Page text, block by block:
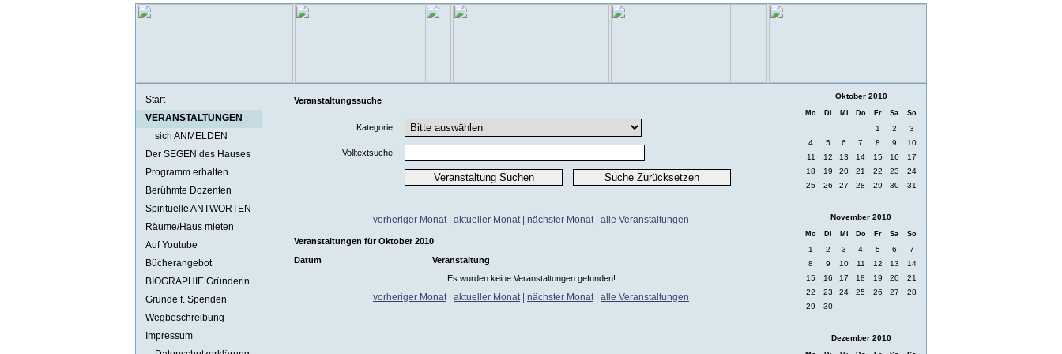
Start
VERANSTALTUNGEN
sich ANMELDEN
Der SEGEN des Hauses
Programm erhalten
Berühmte Dozenten
Spirituelle ANTWORTEN
Räume/Haus mieten
Auf Youtube
Bücherangebot
BIOGRAPHIE Gründerin
Gründe f. Spenden
Wegbeschreibung
Impressum
Oktober 2010
Mo Di Mi Do Fr Sa So
1 2
3
4
5 6 7 8 9
10
11
12 13 14 15 16
17
18
19 20 21 22 23
24
25
26 27 28 29 30 31
November 2010
Mo Di Mi Do Fr Sa So
1 2 3 4 5 6
7
8
9 10 11 12 13
14
15
16 17 18 19 20
21
22
23 24 25 26 27
28
29
30
Dezember 2010
Veranstaltungssuche
Kategorie
Volltextsuche
vorheriger Monat| aktueller Monat| nächster Monat| alle Veranstaltungen
Veranstaltungen für Oktober 2010
Datum
Veranstaltung
Es wurden keine Veranstaltungen gefunden!
vorheriger Monat| aktueller Monat| nächster Monat| alle Veranstaltungen